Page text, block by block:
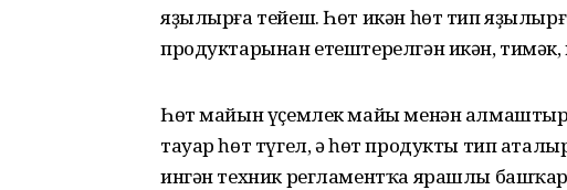
яҙылырға тейеш. Һөт икән һөт тип
продуктарынан етештерелгән икән,
Һөт майын үҫемлек майы менән
тауар һөт түгел, ә һөт продукты тип
ингән техник регламентҡа ярашлы